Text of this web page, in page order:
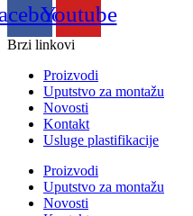
Youtube
Brzi linkovi
Proizvodi
Uputstvo za montažu
Novosti
Kontakt
Usluge plastifikacije
Proizvodi
Uputstvo za montažu
Novosti